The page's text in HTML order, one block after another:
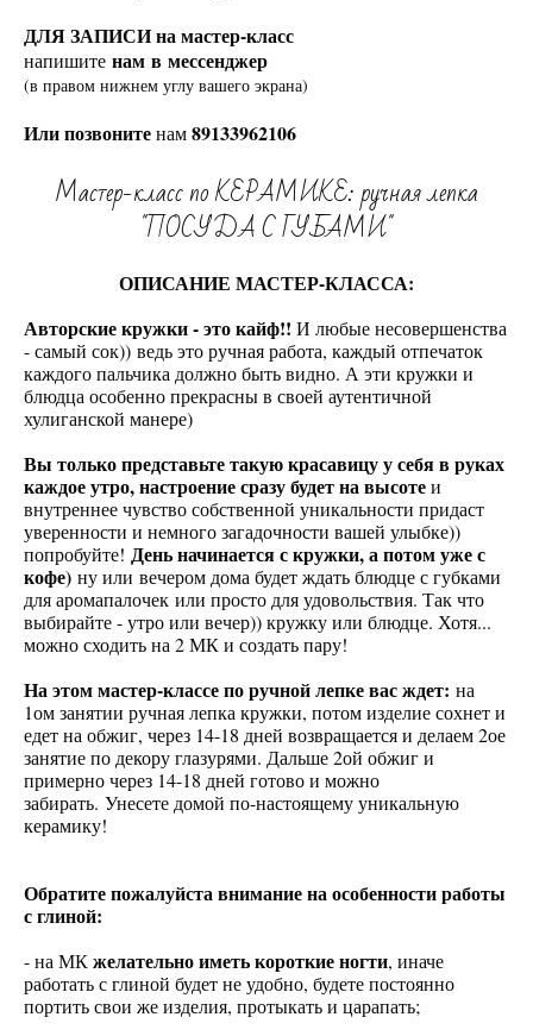
ДЛЯ ЗАПИСИ на мастер-класс
напишите нам в мессенджер
(в правом нижнем углу вашего экрана)
Или позвонитенам89133962106
Мастер-класс по КЕРАМИКЕ: ручная лепка
"ПОСУДА С ГУБАМИ"
ОПИСАНИЕ МАСТЕР-КЛАССА:
Авторские кружки - это кайф!! И любые несовершенства
- самый сок)) ведь это ручная работа, каждый отпечаток
каждого пальчика должно быть видно. А эти кружки и
блюдца особенно прекрасны в своей аутентичной
хулиганской манере)
Вы только представьте такую красавицу у себя в руках
каждое утро, настроение сразу будет на высотеи
внутреннее чувство собственной уникальности придаст
уверенности и немного загадочности вашей улыбке))
попробуйте! День начинается с кружки, а потом уже с
кофе) ну или вечером дома будет ждать блюдце с губками
для аромапалочек или просто для удовольствия. Так что
выбирайте - утро или вечер)) кружку или блюдце. Хотя...
можно сходить на 2 МК и создать пару!
На этом мастер-классе по ручной лепке вас ждет: на
1ом занятии ручная лепка кружки, потом изделие сохнет и
едет на обжиг, через 14-18 дней возвращается и делаем 2ое
занятие по декору глазурями. Дальше 2ой обжиг и
примерно через 14-18 дней готово и можно
забирать. Унесете домой по-настоящему уникальную
керамику!
Обратите пожалуйста внимание на особенности работы
с глиной:
- на МКжелательно иметь короткие ногти, иначе
работать с глиной будет не удобно, будете постоянно
портить свои же изделия, протыкать и царапать;